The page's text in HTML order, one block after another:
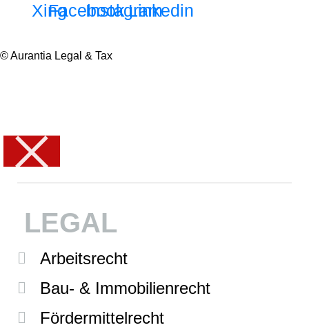
XingFacebookInstagram
Linkedin
© Aurantia Legal & Tax
LEGAL
Arbeitsrecht
Bau- & Immobilienrecht
Fördermittelrecht